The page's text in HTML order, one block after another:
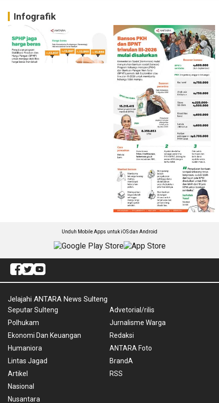
Infografik
Unduh Mobile Apps untuk iOS dan Android
Jelajahi ANTARA News Sulteng
Seputar Sulteng
Polhukam
Ekonomi Dan Keuangan
Humaniora
Lintas Jagad
Artikel
Nasional
Nusantara
Advetorial/rilis
Jurnalisme Warga
Redaksi
ANTARA Foto
BrandA
RSS